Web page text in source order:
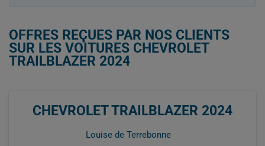
OFFRES REÇUES PAR NOS CLIENTS
SUR LES VOITURES CHEVROLET
TRAILBLAZER 2024
CHEVROLET TRAILBLAZER 2024
Louise de Terrebonne